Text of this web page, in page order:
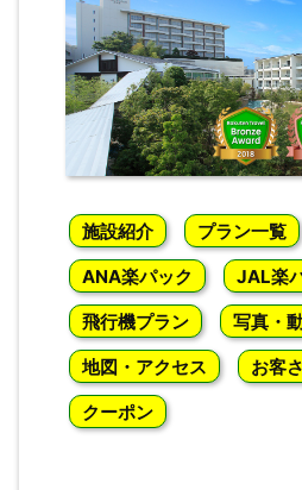
施設紹介 プラン一覧
ANA楽パック
JAL楽
飛行機プラン
写真・
地図・アクセス
お客
クーポン